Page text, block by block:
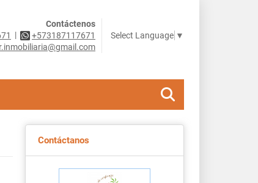
Contáctenos
|
+573187117671
Select Language ▼
Contáctanos